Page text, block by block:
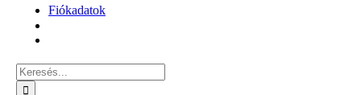
Fiókadatok
Keresés...